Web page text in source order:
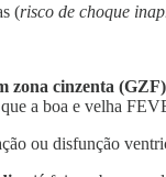
(risco de choque
zona cinzenta (GZF)
a boa e velha
ou disfunção